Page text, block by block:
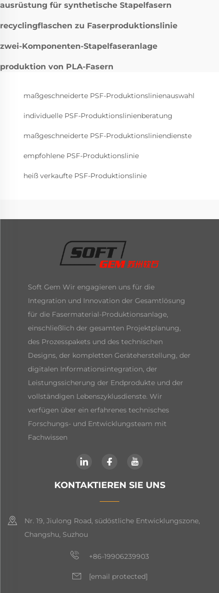
ausrüstung für synthetische Stapelfasern
recyclingflaschen zu Faserproduktionslinie
zwei-Komponenten-Stapelfaseranlage
produktion von PLA-Fasern
maßgeschneiderte PSF-Produktionslinienauswahl
individuelle PSF-Produktionslinienberatung
maßgeschneiderte PSF-Produktionsliniendienste
empfohlene PSF-Produktionslinie
heiß verkaufte PSF-Produktionslinie
Soft Gem Wir engagieren uns für die
Integration und Innovation der Gesamtlösung
für die Fasermaterial-Produktionsanlage,
einschließlich der gesamten Projektplanung,
des Prozesspakets und des technischen
Designs, der kompletten Geräteherstellung, der
digitalen Informationsintegration, der
Leistungssicherung der Endprodukte und der
vollständigen Lebenszyklusdienste. Wir
verfügen über ein erfahrenes technisches
Forschungs- und Entwicklungsteam mit
Fachwissen
KONTAKTIEREN SIE UNS
Nr. 19, Jiulong Road, südöstliche Entwicklungszone,
Changshu, Suzhou
+86-19906239903
[email protected]